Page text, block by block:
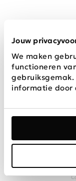
Jouw
We maken
functioneren
informatie door
Wij zijn Schijvens
Algemene